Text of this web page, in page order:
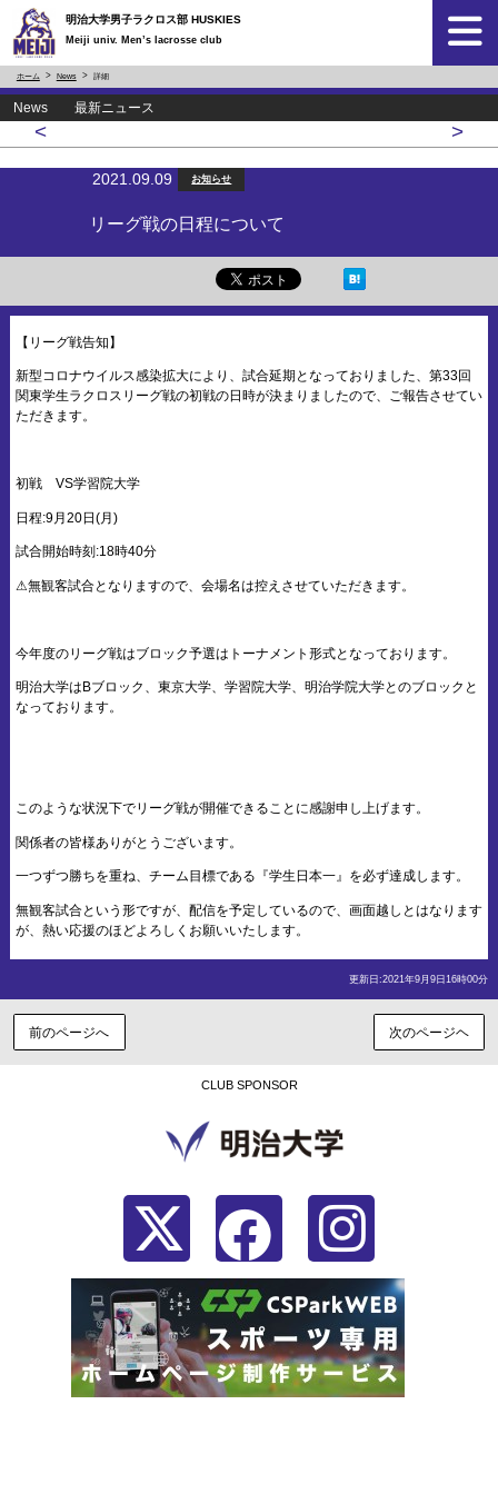
明治大学男子ラクロス部 HUSKIES
Meiji univ. Men’s lacrosse club
ホーム News 詳細
News 最新ニュース
< >
2021.09.09 お知らせ
リーグ戦の日程について
【リーグ戦告知】
新型コロナウイルス感染拡大により、試合延期となっておりました、第33回
関東学生ラクロスリーグ戦の初戦の日時が決まりましたので、ご報告させてい
ただきます。
初戦 VS学習院大学
日程:9月20日(月)
試合開始時刻:18時40分
⚠︎無観客試合となりますので、会場名は控えさせていただきます。
今年度のリーグ戦はブロック予選はトーナメント形式となっております。
明治大学はBブロック、東京大学、学習院大学、明治学院大学とのブロックと
なっております。
このような状況下でリーグ戦が開催できることに感謝申し上げます。
関係者の皆様ありがとうございます。
一つずつ勝ちを重ね、チーム目標である『学生日本一』を必ず達成します。
無観客試合という形ですが、配信を予定しているので、画面越しとはなります
が、熱い応援のほどよろしくお願いいたします。
更新日:2021年9月9日16時00分
前のページへ 次のページヘ
CLUB SPONSOR